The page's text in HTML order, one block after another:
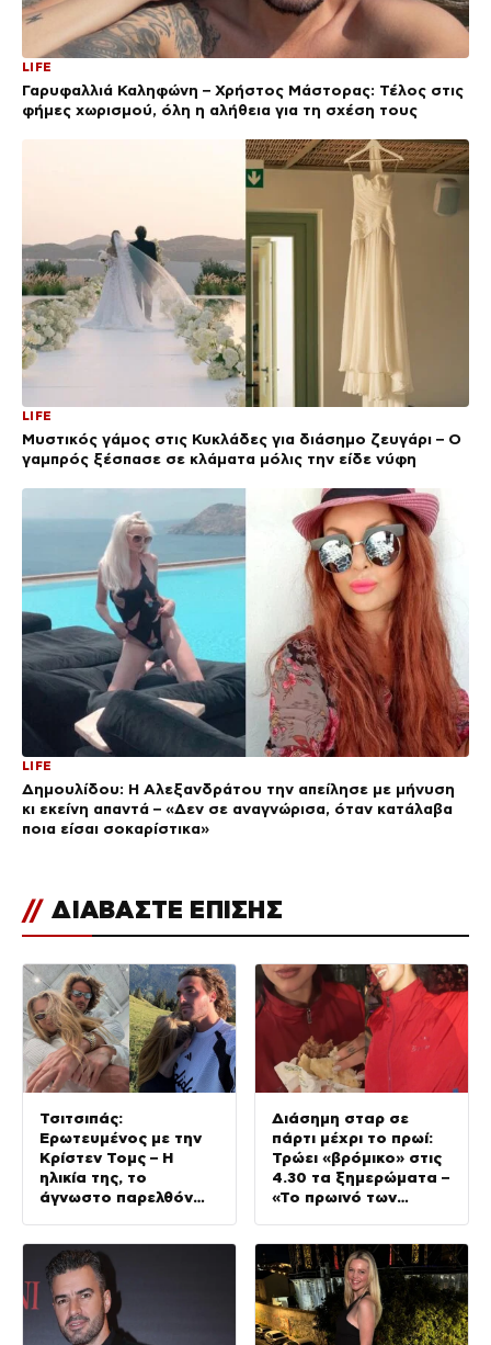
LIFE
Γαρυφαλλιά Καληφώνη – Χρήστος Μάστορας: Τέλος στις
φήμες χωρισμού, όλη η αλήθεια για τη σχέση τους
LIFE
Μυστικός γάμος στις Κυκλάδες για διάσημο ζευγάρι – Ο
γαμπρός ξέσπασε σε κλάματα μόλις την είδε νύφη
LIFE
Δημουλίδου: Η Αλεξανδράτου την απείλησε με μήνυση
κι εκείνη απαντά – «Δεν σε αναγνώρισα, όταν κατάλαβα
ποια είσαι σοκαρίστικα»
// ΔΙΑΒΑΣΤΕ ΕΠΙΣΗΣ
Τσιτσιπάς:
Ερωτευμένος με την
Κρίστεν Τομς – Η
ηλικία της, το
άγνωστο παρελθόν
Διάσημη σταρ σε
πάρτι μέχρι το πρωί:
Τρώει «βρόμικο» στις
4.30 τα ξημερώματα –
«Το πρωινό των